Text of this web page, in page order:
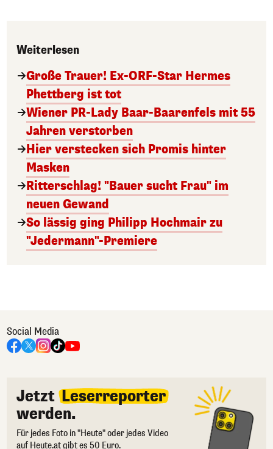
Weiterlesen
Große Trauer! Ex-ORF-Star Hermes
Phettberg ist tot
Wiener PR-Lady Baar-Baarenfels mit 55
Jahren verstorben
Hier verstecken sich Promis hinter
Masken
Ritterschlag! "Bauer sucht Frau" im
neuen Gewand
So lässig ging Philipp Hochmair zu
"Jedermann"-Premiere
Social Media
Jetzt Leserreporter
werden.
Für jedes Foto in "Heute" oder jedes Video
auf Heute.at gibt es 50 Euro.